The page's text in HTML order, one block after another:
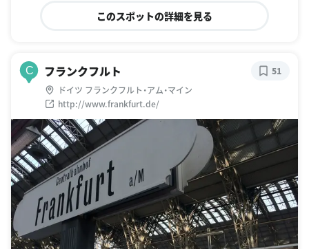
このスポットの詳細を見る
C フランクフルト
ドイツ フランクフルト・アム・マイン
http://www.frankfurt.de/
51